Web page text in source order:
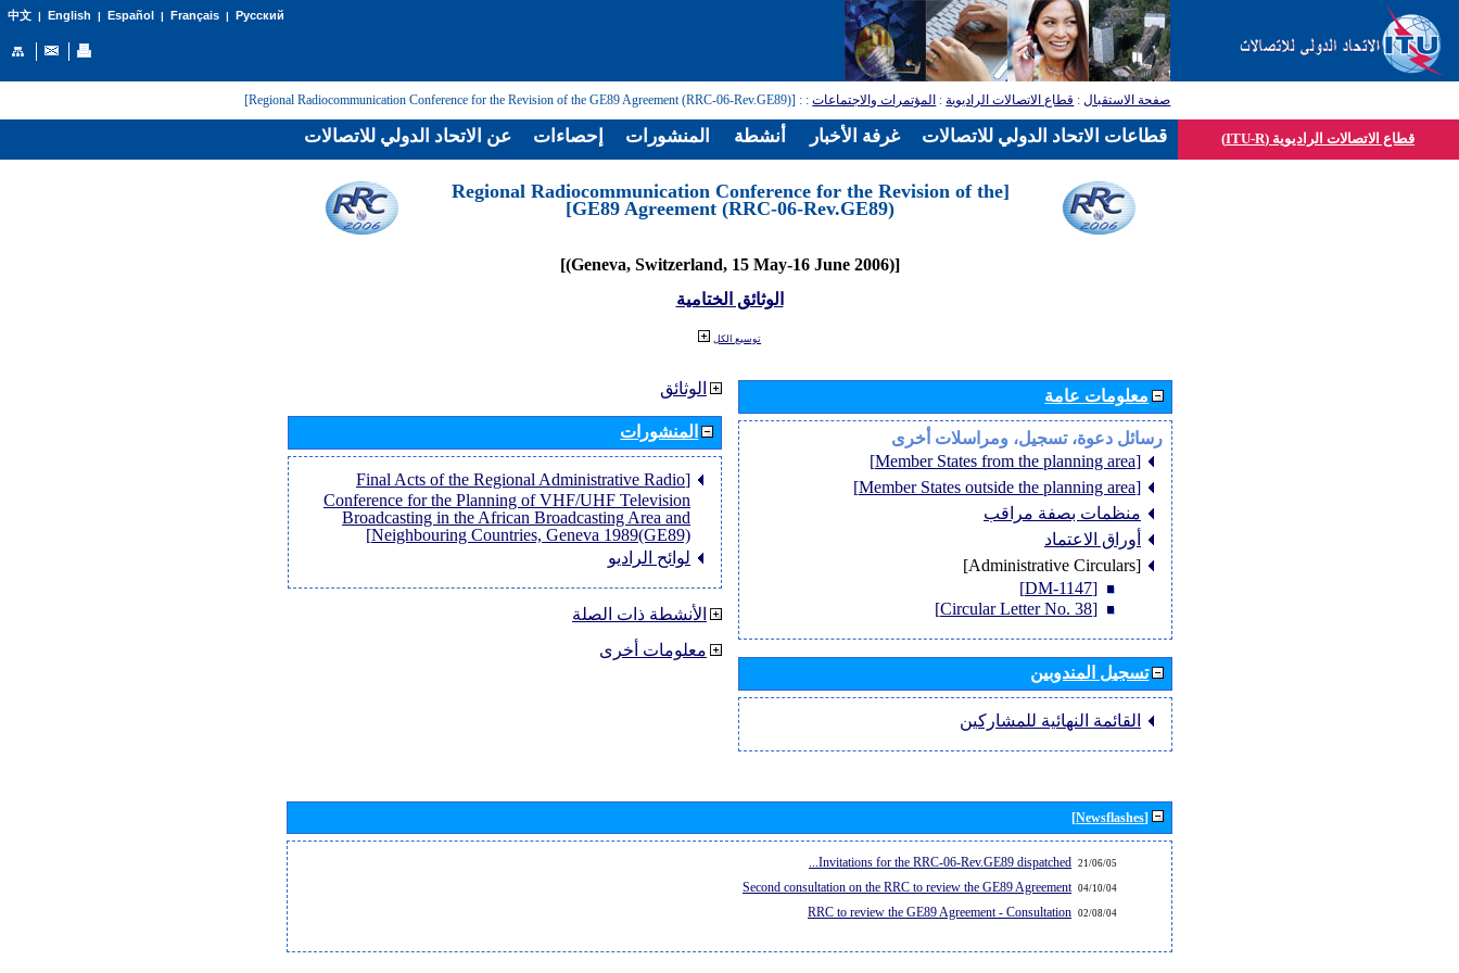
中文| English | Español | Français| Русский
صفحة الاستقبال: قطاع الاتصالات الراديوية: المؤتمرات والاجتماعات:
: [Regional Radiocommunication Conference for the Revision of the GE89 Agreement (RRC-06-Rev.GE89)]
قطاع الاتصالات الراديوية (ITU-R)
[Regional Radiocommunication Conference for the Revision of the
GE89 Agreement (RRC-06-Rev.GE89)]
[(Geneva, Switzerland, 15 May-16 June 2006)]
الوثائق الختامية
توسيع الكل
الوثائق
المنشورات
[Final Acts of the Regional Administrative Radio
Conference for the Planning of VHF/UHF Television
Broadcasting in the African Broadcasting Area and
Neighbouring Countries, Geneva 1989(GE89)]
لوائح الراديو
الأنشطة ذات الصلة
معلومات أخرى
معلومات عامة
رسائل دعوة، تسجيل، ومراسلات أخرى
[Member States from the planning area]
[Member States outside the planning area]
منظمات بصفة مراقب
أوراق الاعتماد
[Administrative Circulars]
[DM-1147]
[Circular Letter No. 38]
تسجيل المندوبين
القائمة النهائية للمشاركين
[Newsflashes]
21/06/05
Invitations for the RRC-06-Rev.GE89 dispatched...
04/10/04
Second consultation on the RRC to review the GE89 Agreement
02/08/04
RRC to review the GE89 Agreement - Consultation
عن الاتحاد الدولي للاتصالات إحصاءات المنشورات أنشطة غرفة الأخبار قطاعات الاتحاد الدولي للاتصالات